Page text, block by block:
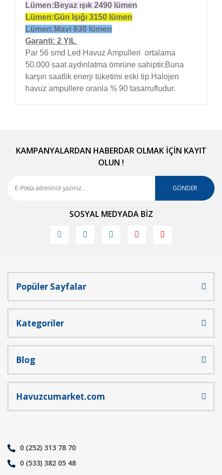
Lümen:Beyaz ışık 2490 lümen
Lümen:Gün Işığı 3150 lümen
Lümen:Mavi 630 lümen
Garanti: 2 YIL
Par 56 smd Led Havuz Ampulleri ortalama
50.000 saat aydınlatma ömrüne sahiptir.Buna
karşın saatlik enerji tüketimi eski tip Halojen
havuz ampullere oranla % 90 tasarrufludur.
Yorum Yaz
Görüş ve önerileriniz için teşekkür ederiz.
Ürün açıklamasında eksik bilgiler bulunuyor.
Ürün fiyatı diğer sitelerden daha pahalı.
KAMPANYALARDAN HABERDAR OLMAK İÇİN KAYIT
OLUN !
GÖNDER
SOSYAL MEDYADA BİZ
Popüler Sayfalar
Kategoriler
Blog
Havuzcumarket.com
0 (252) 313 78 70
0 (533) 382 05 48